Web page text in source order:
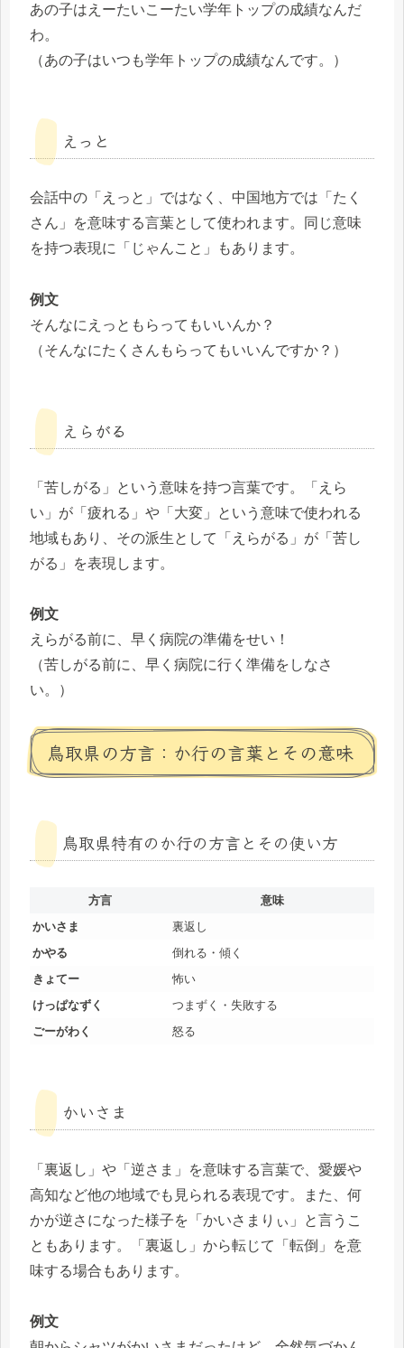
あの子はえーたいこーたい学年トップの成績なんだ
わ。
（あの子はいつも学年トップの成績なんです。）
えっと
会話中の「えっと」ではなく、中国地方では「たく
さん」を意味する言葉として使われます。同じ意味
を持つ表現に「じゃんこと」もあります。
例文
そんなにえっともらってもいいんか？
（そんなにたくさんもらってもいいんですか？）
えらがる
「苦しがる」という意味を持つ言葉です。「えら
い」が「疲れる」や「大変」という意味で使われる
地域もあり、その派生として「えらがる」が「苦し
がる」を表現します。
例文
えらがる前に、早く病院の準備をせい！
（苦しがる前に、早く病院に行く準備をしなさ
い。）
鳥取県の方言：か行の言葉とその意味
鳥取県特有のか行の方言とその使い方
方言
意味
かいさま
裏返し
かやる
倒れる・傾く
きょてー
怖い
けっぱなずく
つまずく・失敗する
ごーがわく
怒る
かいさま
「裏返し」や「逆さま」を意味する言葉で、愛媛や
高知など他の地域でも見られる表現です。また、何
かが逆さになった様子を「かいさまりぃ」と言うこ
ともあります。「裏返し」から転じて「転倒」を意
味する場合もあります。
例文